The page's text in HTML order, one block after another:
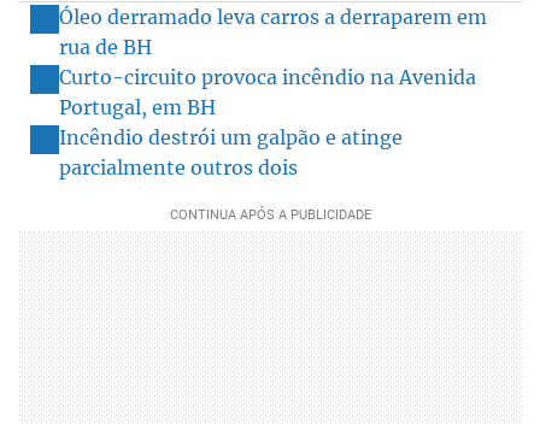
Óleo derramado leva carros a derraparem em
rua de BH
Curto-circuito provoca incêndio na Avenida
Portugal, em BH
Incêndio destrói um galpão e atinge
parcialmente outros dois